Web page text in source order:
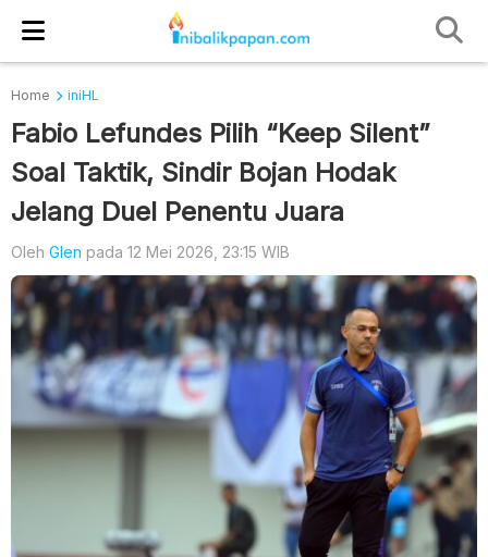
Home iniHL
Fabio Lefundes Pilih “Keep Silent”
Soal Taktik, Sindir Bojan Hodak
Jelang Duel Penentu Juara
Oleh Glen pada 12 Mei 2026, 23:15 WIB